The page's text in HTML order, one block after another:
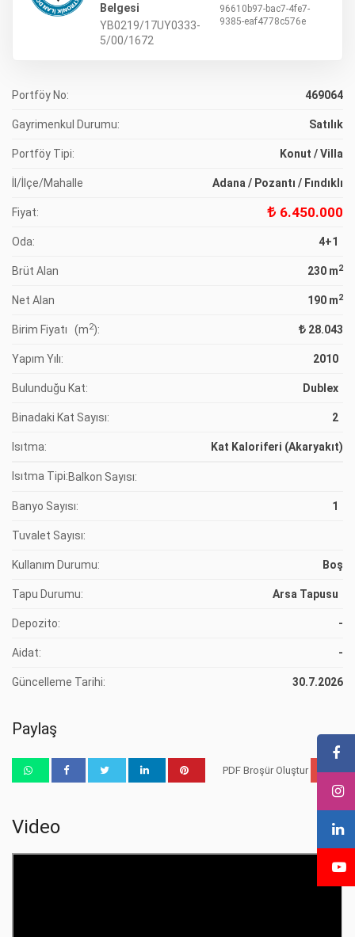
Belgesi
YB0219/17UY0333-
5/00/1672
96610b97-bac7-4fe7-
9385-eaf4778c576e
Portföy No: 469064
Gayrimenkul Durumu: Satılık
Portföy Tipi: Konut / Villa
İl/İlçe/Mahalle Adana / Pozantı / Fındıklı
Fiyat: 6.450.000
Oda: 4+1
Brüt Alan 230 m2
Net Alan 190 m2
Birim Fiyatı (m2): 28.043
Yapım Yılı: 2010
Bulunduğu Kat: Dublex
Binadaki Kat Sayısı: 2
Isıtma: Kat Kaloriferi (Akaryakıt)
Isıtma Tipi:Balkon Sayısı:
Banyo Sayısı: 1
Tuvalet Sayısı:
Kullanım Durumu: Boş
Tapu Durumu: Arsa Tapusu
Depozito: -
Aidat: -
Güncelleme Tarihi: 30.7.2026
Paylaş
PDF Broşür Oluştur
Video